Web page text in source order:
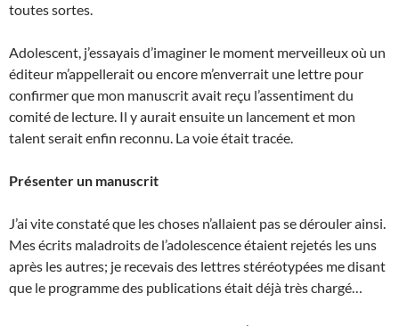
toutes sortes.
Adolescent, j’essayais d’imaginer le moment merveilleux où un
éditeur m’appellerait ou encore m’enverrait une lettre pour
confirmer que mon manuscrit avait reçu l’assentiment du
comité de lecture. Il y aurait ensuite un lancement et mon
talent serait enfin reconnu. La voie était tracée.
Présenter un manuscrit
J’ai vite constaté que les choses n’allaient pas se dérouler ainsi.
Mes écrits maladroits de l’adolescence étaient rejetés les uns
après les autres; je recevais des lettres stéréotypées me disant
que le programme des publications était déjà très chargé…